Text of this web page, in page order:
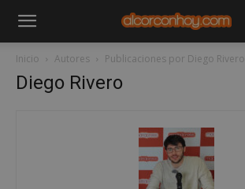
Inicio Autores Publicaciones por Diego Rivero
Diego Rivero